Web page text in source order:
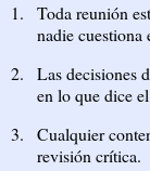
1.
Toda reunión
nadie cuestiona
2.
Las decisiones
en lo que dice
3.
Cualquier
revisión crítica.